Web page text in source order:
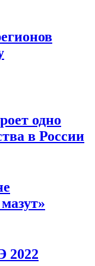
одно
в России
2022